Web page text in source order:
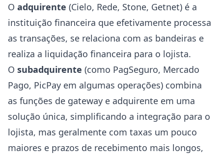
O adquirente (Cielo, Rede, Stone, Getnet) é a
instituição financeira que efetivamente processa
as transações, se relaciona com as bandeiras e
realiza a liquidação financeira para o lojista.
O subadquirente (como PagSeguro, Mercado
Pago, PicPay em algumas operações) combina
as funções de gateway e adquirente em uma
solução única, simplificando a integração para o
lojista, mas geralmente com taxas um pouco
maiores e prazos de recebimento mais longos,